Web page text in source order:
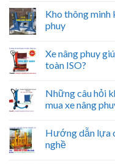
Kho thông minh
phuy
Xe nâng phuy
toàn ISO?
Những câu hỏi
mua xe nâng
Hướng dẫn lựa
nghề